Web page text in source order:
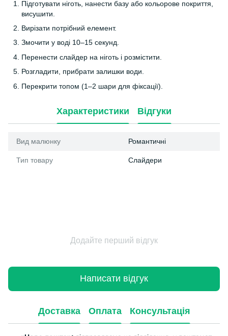
Підготувати ніготь, нанести базу або кольорове покриття,
висушити.
Вирізати потрібний елемент.
Змочити у воді 10–15 секунд.
Перенести слайдер на ніготь і розмістити.
Розгладити, прибрати залишки води.
Перекрити топом (1–2 шари для фіксації).
Характеристики Відгуки
Вид малюнку Романтичні
Тип товару Слайдери
Додайте перший відгук
Написати відгук
Доставка Оплата Консультація